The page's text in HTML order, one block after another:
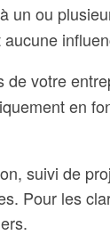
un ou
votre
en
suivi de
Pour les